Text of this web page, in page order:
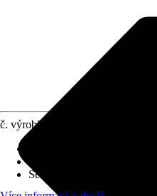
č. výrobku
Série